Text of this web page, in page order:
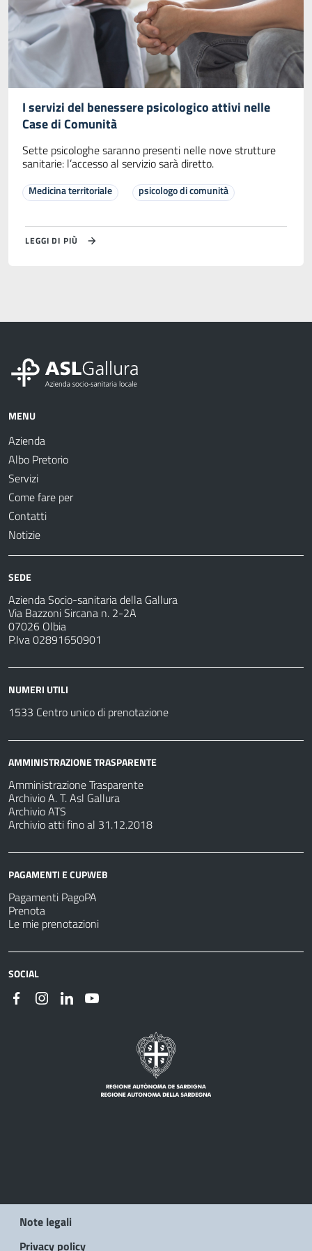
I servizi del benessere psicologico attivi nelle
Case di Comunità
Sette psicologhe saranno presenti nelle nove strutture
sanitarie: l’accesso al servizio sarà diretto.
Medicina territoriale psicologo di comunità
LEGGI DI PIÙ
MENU
Azienda
Albo Pretorio
Servizi
Come fare per
Contatti
Notizie
SEDE
Azienda Socio-sanitaria della Gallura
Via Bazzoni Sircana n. 2-2A
07026 Olbia
P.Iva 02891650901
NUMERI UTILI
1533 Centro unico di prenotazione
AMMINISTRAZIONE TRASPARENTE
Amministrazione Trasparente
Archivio A. T. Asl Gallura
Archivio ATS
Archivio atti fino al 31.12.2018
PAGAMENTI E CUPWEB
Pagamenti PagoPA
Prenota
Le mie prenotazioni
SOCIAL
Note legali
Privacy policy